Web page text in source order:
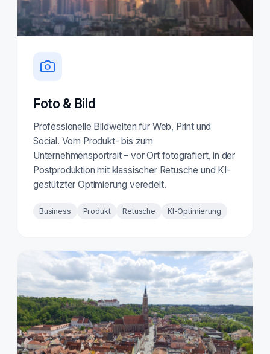
Foto & Bild
Professionelle Bildwelten für Web, Print und
Social. Vom Produkt- bis zum
Unternehmensportrait – vor Ort fotografiert, in der
Postproduktion mit klassischer Retusche und KI-
gestützter Optimierung veredelt.
Business Produkt Retusche KI-Optimierung